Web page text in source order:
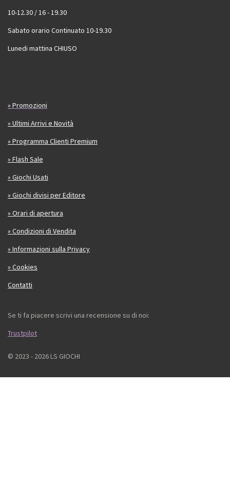
10-12.30 / 16 - 19.30
Sabato orario Continuato 10-19.30
Lunedi mattina CHIUSO
» Promozioni
» Ultimi Arrivi e Novità
» Programma Clienti Premium
» Flash Sale
» Giochi Usati
» Giochi divisi per Editore
» Orari di apertura
» Condizioni di Vendita
» Informazioni sulla Privacy
» Cookies
Contatti
Se ti fa piacere scrivi una recensione su di noi:
Trustpilot
© 2023 - 2026 LS GIOCHI